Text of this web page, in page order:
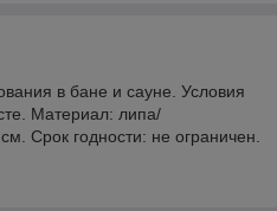
в бане и сауне. Условия
Материал: липа/
Срок годности: не ограничен.